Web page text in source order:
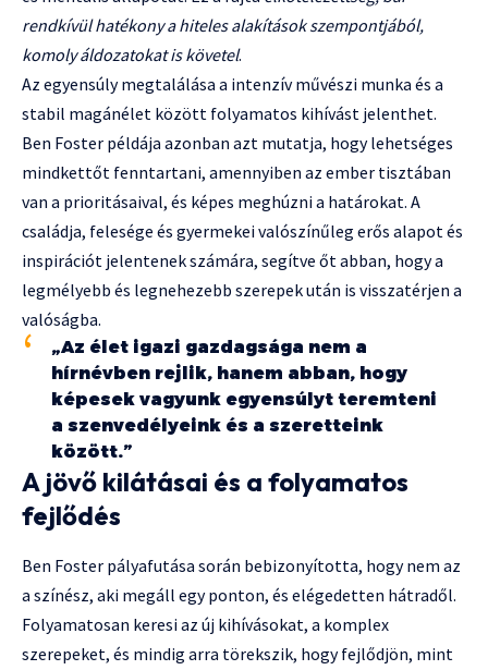
rendkívül hatékony a hiteles alakítások szempontjából,
komoly áldozatokat is követel.
Az egyensúly megtalálása a intenzív művészi munka és a
stabil magánélet között folyamatos kihívást jelenthet.
Ben Foster példája azonban azt mutatja, hogy lehetséges
mindkettőt fenntartani, amennyiben az ember tisztában
van a prioritásaival, és képes meghúzni a határokat. A
családja, felesége és gyermekei valószínűleg erős alapot és
inspirációt jelentenek számára, segítve őt abban, hogy a
legmélyebb és legnehezebb szerepek után is visszatérjen a
valóságba.
„Az élet igazi gazdagsága nem a
hírnévben rejlik, hanem abban, hogy
képesek vagyunk egyensúlyt teremteni
a szenvedélyeink és a szeretteink
között.”
A jövő kilátásai és a folyamatos
fejlődés
Ben Foster pályafutása során bebizonyította, hogy nem az
a színész, aki megáll egy ponton, és elégedetten hátradől.
Folyamatosan keresi az új kihívásokat, a komplex
szerepeket, és mindig arra törekszik, hogy fejlődjön, mint